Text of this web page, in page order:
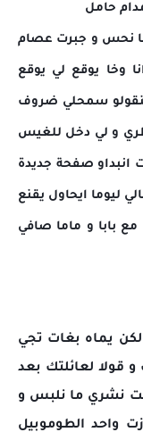
حامل
نحس و جبرت عصام
وخا يوقع لي يوقع
سمحلي ضروف
و لي دخل للغيس
انبداو صفحة جديدة
ليوما ايحاول يقنع
بابا و ماما صافي
يماه بغات تجي
قولا لعائلتك بعد
نشري ما نلبس و
واحد الطوموبيل